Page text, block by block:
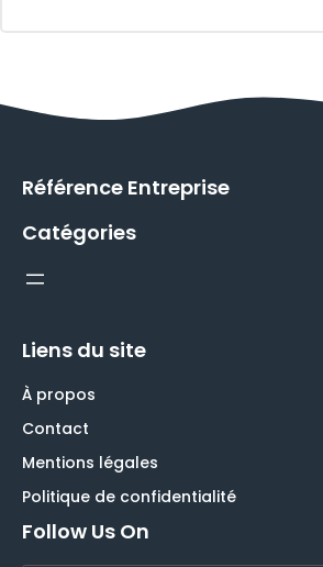
Référence Entreprise
Catégories
Liens du site
À propos
Contact
Mentions légales
Politique de confidentialité
Follow Us On